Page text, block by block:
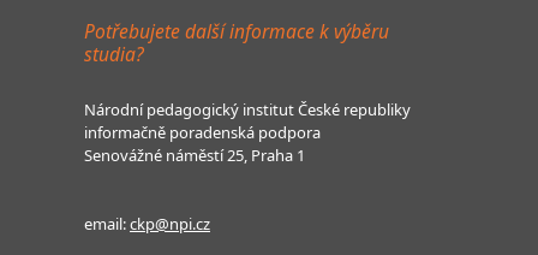
Potřebujete další informace k výběru
studia?
Národní pedagogický institut České republiky
informačně poradenská podpora
Senovážné náměstí 25, Praha 1
email:ckp@npi.cz